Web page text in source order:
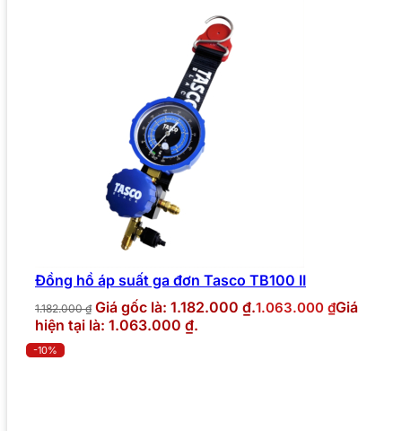
Đồng hồ áp suất ga đơn Tasco TB100 II
1.182.000₫ Giá gốc là: 1.182.000 ₫.1.063.000 ₫Giá
hiện tại là: 1.063.000 ₫.
-10%